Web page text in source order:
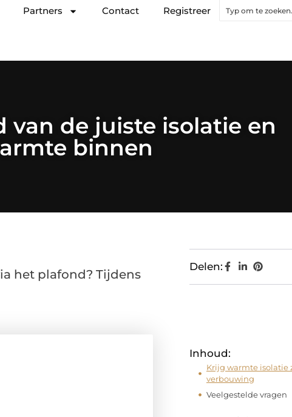
Partners Contact Registreer
van de juiste isolatie en
binnen
het plafond? Tijdens
Delen:
Inhoud:
Krijg warmte
verbouwing
Veelgestelde vragen